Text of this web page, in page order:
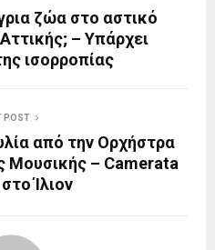
ζώα στο αστικό
– Υπάρχει
ισορροπίας
POST
από την Ορχήστρα
Μουσικής – Camerata
Ίλιον